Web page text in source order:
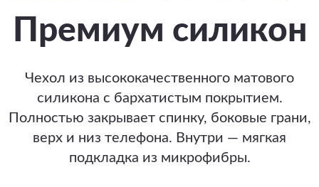
Премиум силикон
Чехол из высококачественного матового
силикона с бархатистым покрытием.
Полностью закрывает спинку, боковые грани,
верх и низ телефона. Внутри — мягкая
подкладка из микрофибры.